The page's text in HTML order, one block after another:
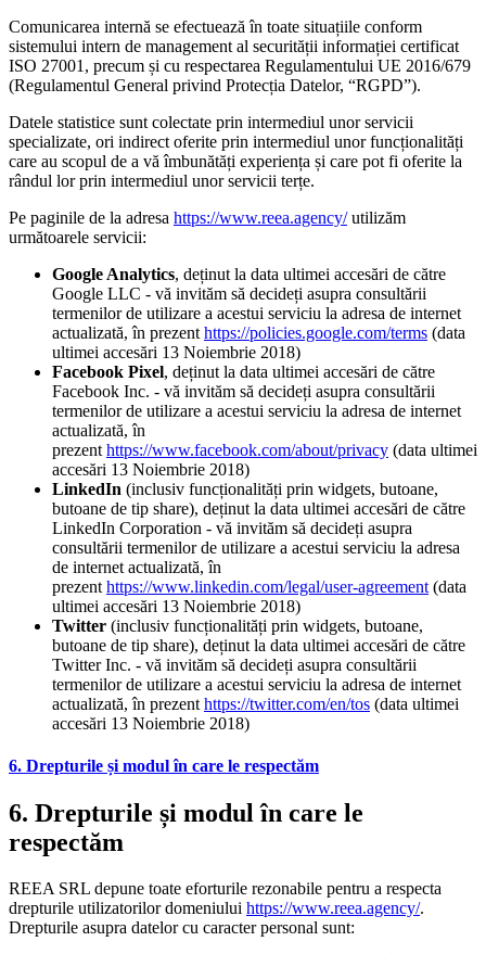
Comunicarea internă se efectuează în toate situațiile conform
sistemului intern de management al securității informației certificat
ISO 27001, precum și cu respectarea Regulamentului UE 2016/679
(Regulamentul General privind Protecția Datelor, “RGPD”).
Datele statistice sunt colectate prin intermediul unor servicii
specializate, ori indirect oferite prin intermediul unor funcționalități
care au scopul de a vă îmbunătăți experiența și care pot fi oferite la
rândul lor prin intermediul unor servicii terțe.
Pe paginile de la adresa https://www.reea.agency/utilizăm
următoarele servicii:
Google Analytics, deținut la data ultimei accesări de către
Google LLC - vă invităm să decideți asupra consultării
termenilor de utilizare a acestui serviciu la adresa de internet
actualizată, în prezent https://policies.google.com/terms (data
ultimei accesări 13 Noiembrie 2018)
Facebook Pixel, deținut la data ultimei accesări de către
Facebook Inc. - vă invităm să decideți asupra consultării
termenilor de utilizare a acestui serviciu la adresa de internet
actualizată, în
prezent https://www.facebook.com/about/privacy (data ultimei
accesări 13 Noiembrie 2018)
LinkedIn (inclusiv funcționalități prin widgets, butoane,
butoane de tip share), deținut la data ultimei accesări de către
LinkedIn Corporation - vă invităm să decideți asupra
consultării termenilor de utilizare a acestui serviciu la adresa
de internet actualizată, în
prezent https://www.linkedin.com/legal/user-agreement (data
ultimei accesări 13 Noiembrie 2018)
Twitter (inclusiv funcționalități prin widgets, butoane,
butoane de tip share), deținut la data ultimei accesări de către
Twitter Inc. - vă invităm să decideți asupra consultării
termenilor de utilizare a acestui serviciu la adresa de internet
actualizată, în prezent https://twitter.com/en/tos (data ultimei
accesări 13 Noiembrie 2018)
6. Drepturile și modul în care le respectăm
6. Drepturile și modul în care le
respectăm
REEA SRL depune toate eforturile rezonabile pentru a respecta
drepturile utilizatorilor domeniului https://www.reea.agency/.
Drepturile asupra datelor cu caracter personal sunt: